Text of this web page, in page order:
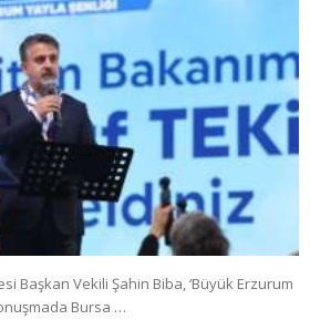
Başkan Vekili Şahin Biba, ‘Büyük Erzurum
Bursa …